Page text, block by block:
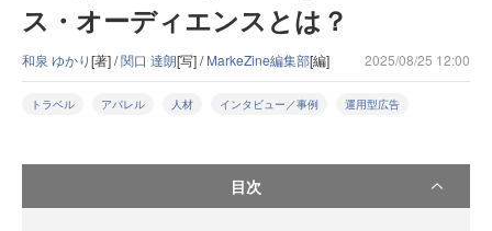
ス・オーディエンスとは？
和泉 ゆかり[著] /関口 達朗[写] /MarkeZine編集部[編] 2025/08/25 12:00
トラベル アパレル 人材 インタビュー／事例 運用型広告
目次